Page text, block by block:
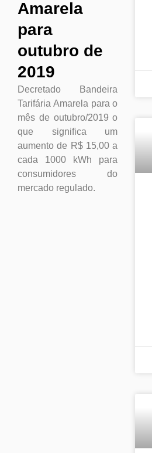
Amarela
para
outubro de
2019
Decretado Bandeira
Tarifária Amarela para o
mês de outubro/2019 o
que significa um
aumento de R$ 15,00 a
cada 1000 kWh para
consumidores do
mercado regulado.